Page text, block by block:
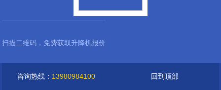
扫描二维码，免费获取升降机报价
咨询热线： 13980984100 回到顶部